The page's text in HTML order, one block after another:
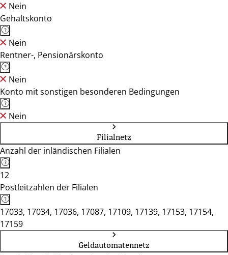
Nein
Gehaltskonto
Nein
Rentner-, Pensionärskonto
Nein
Konto mit sonstigen besonderen Bedingungen
Nein
Filialnetz
Anzahl der inländischen Filialen
12
Postleitzahlen der Filialen
17033, 17034, 17036, 17087, 17109, 17139, 17153, 17154,
17159
Geldautomatennetz